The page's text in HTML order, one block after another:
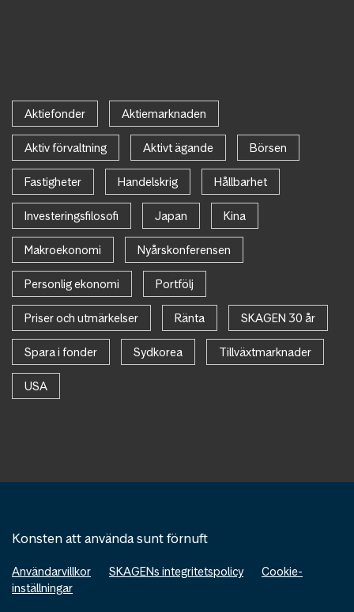
Aktiefonder Aktiemarknaden
Aktiv förvaltning Aktivt ägande Börsen
Fastigheter Handelskrig Hållbarhet
Investeringsfilosofi Japan Kina
Makroekonomi Nyårskonferensen
Personlig ekonomi Portfölj
Priser och utmärkelser Ränta SKAGEN 30 år
Spara i fonder Sydkorea Tillväxtmarknader
USA
Konsten att använda sunt förnuft
Användarvillkor SKAGENs integritetspolicy
Cookie-
inställningar